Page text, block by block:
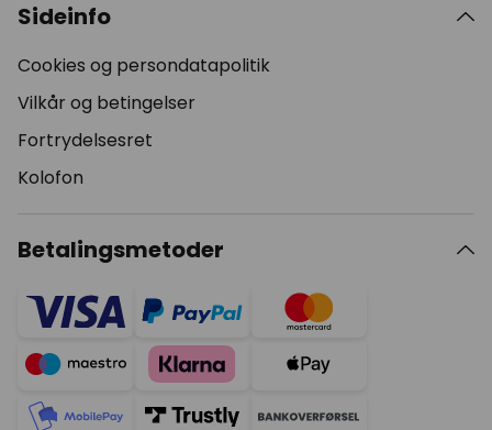
Sideinfo
Cookies og persondatapolitik
Vilkår og betingelser
Fortrydelsesret
Kolofon
Betalingsmetoder